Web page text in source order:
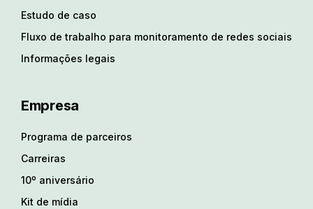
Estudo de caso
Fluxo de trabalho para monitoramento de redes sociais
Informações legais
Empresa
Programa de parceiros
Carreiras
10º aniversário
Kit de mídia